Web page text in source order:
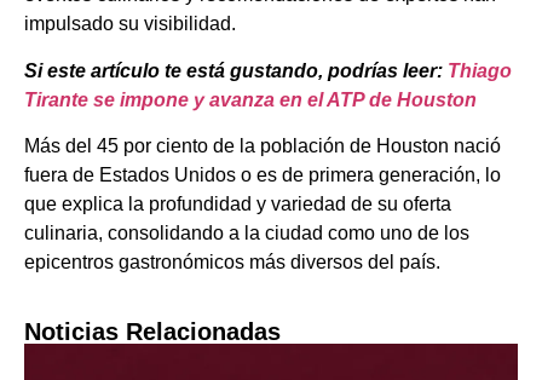
impulsado su visibilidad.
Si este artículo te está gustando, podrías leer: Thiago
Tirante se impone y avanza en el ATP de Houston
Más del 45 por ciento de la población de Houston nació
fuera de Estados Unidos o es de primera generación, lo
que explica la profundidad y variedad de su oferta
culinaria, consolidando a la ciudad como uno de los
epicentros gastronómicos más diversos del país.
Noticias Relacionadas